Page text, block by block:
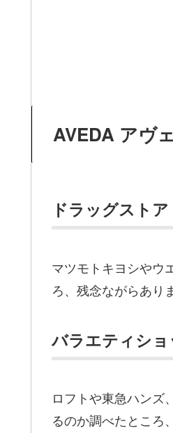
AVEDA アヴ
ドラッグスト
マツモトキヨシやウ
ろ、残念ながらあり
バラエティシ
ロフトや東急ハンズ
るのか調べたところ